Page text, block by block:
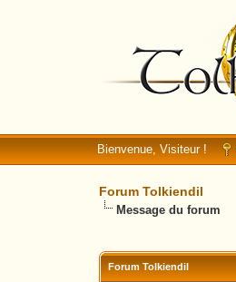
Bienvenue, Visiteur !
Forum Tolkiendil
Message du forum
Forum Tolkiendil